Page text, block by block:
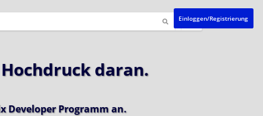
Einloggen/Registrierung
daran.
Developer Programman.